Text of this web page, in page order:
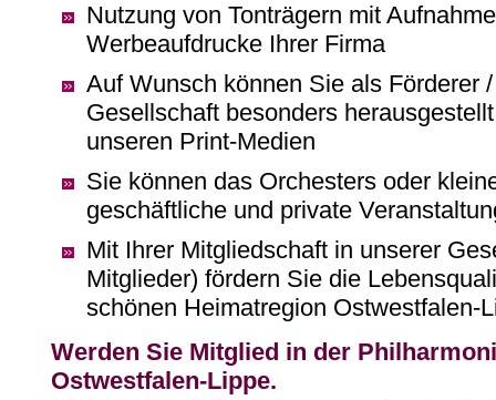
Nutzung von Tonträgern mit
Werbeaufdrucke Ihrer Firma
Auf Wunsch können Sie als Förderer
Gesellschaft besonders
unseren Print-Medien
Sie können das Orchesters oder
geschäftliche und private
Mit Ihrer Mitgliedschaft in unserer
Mitglieder) fördern Sie die
schönen Heimatregion Ostwestfalen-
Werden Sie Mitglied in der
Ostwestfalen-Lippe.